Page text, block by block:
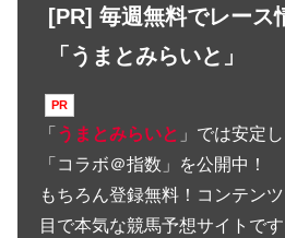
[PR] 毎週無料でレース
「うまとみらいと」
「 うまとみらいと 」では安定
「コラボ＠指数」を公開中！
もちろん登録無料！コンテン
目で本気な競馬予想サイトです